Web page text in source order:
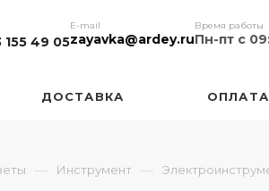
155 49 05
E-mail
zayavka@ardey.ru
Время работы
Пн-пт с
ДОСТАВКА
— Инструмент —